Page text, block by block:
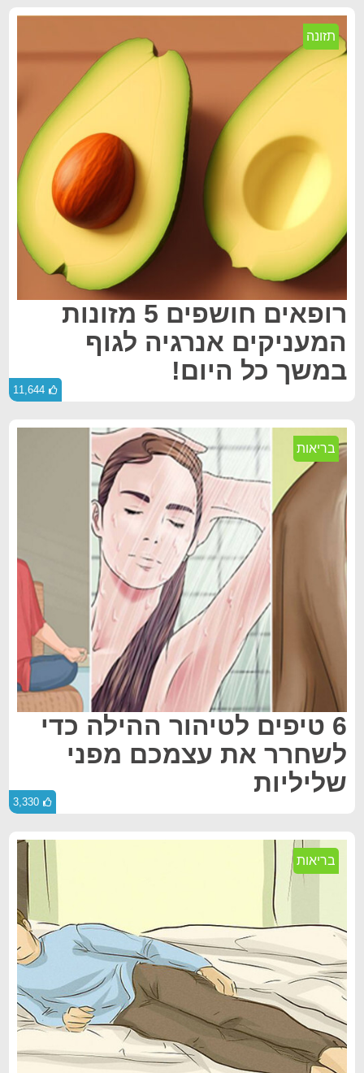
תזונה
רופאים חושפים 5 מזונות
המעניקים אנרגיה לגוף
במשך כל היום!
11,644
בריאות
6 טיפים לטיהור ההילה כדי
לשחרר את עצמכם מפני
שליליות
3,330
בריאות